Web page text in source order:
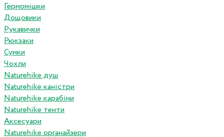
Гермомішки
Дощовики
Рукавички
Рюкзаки
Сумки
Чохли
Naturehike душ
Naturehike каністри
Naturehike карабіни
Naturehike тенти
Аксесуари
Naturehike органайзери